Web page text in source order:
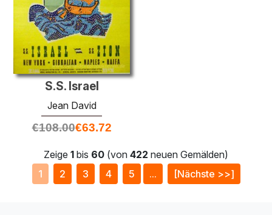
S.S. Israel
Jean David
€108.00€63.72
Zeige 1 bis 60 (von 422 neuen Gemälden)
1
2 3 4 5 ... [Nächste >>]